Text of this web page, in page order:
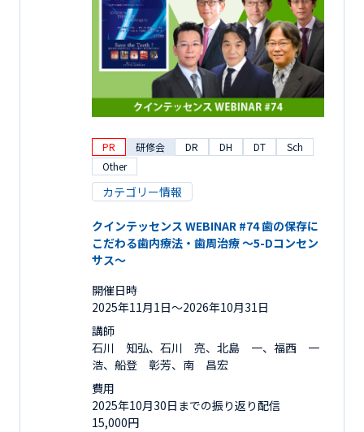
PR 研修会 DR DH DT
Sch
Other
カテゴリー情報
クインテッセンス WEBINAR #74 歯の保存に
こだわる歯内療法・歯周治療 ～5-Dコンセン
サス～
開催日時
2025年11月1日〜2026年10月31日
講師
石川 知弘、石川 亮、北島 一、福西 一
浩、船登 彰芳、南 昌宏
費用
2025年10月30日までの振り返り配信
15,000円